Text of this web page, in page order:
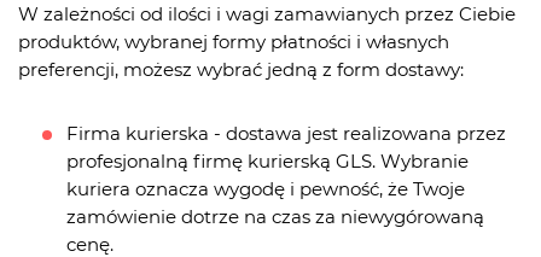
W zależności od ilości i wagi zamawianych przez Ciebie
produktów, wybranej formy płatności i własnych
preferencji, możesz wybrać jedną z form dostawy:
Firma kurierska - dostawa jest realizowana przez
profesjonalną firmę kurierską GLS. Wybranie
kuriera oznacza wygodę i pewność, że Twoje
zamówienie dotrze na czas za niewygórowaną
cenę.